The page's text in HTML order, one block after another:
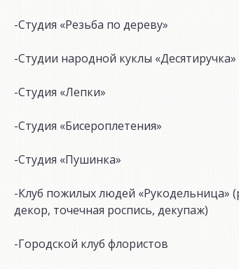
-Студия «Резьба по дереву»
-Студии народной куклы «Десятиручка»
-Студия «Лепки»
-Студия «Бисероплетения»
-Студия «Пушинка»
-Клуб пожилых людей «Рукодельница»
декор, точечная роспись, декупаж)
-Городской клуб флористов